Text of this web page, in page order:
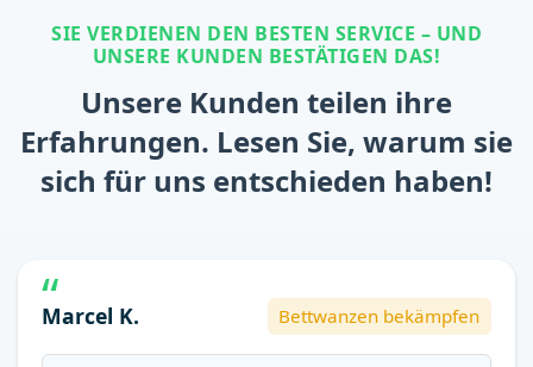
SIE VERDIENEN DEN BESTEN SERVICE – UND
UNSERE KUNDEN BESTÄTIGEN DAS!
Unsere Kunden teilen ihre
Erfahrungen. Lesen Sie, warum sie
sich für uns entschieden haben!
Marcel K. Bettwanzen bekämpfen